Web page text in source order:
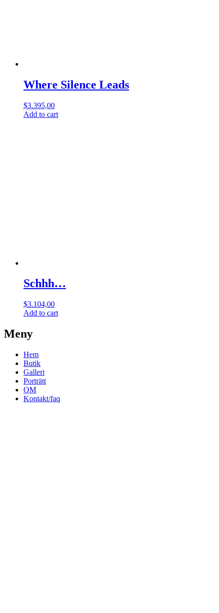
Where Silence Leads
$3.395,00
Add to cart
Schhh…
$3.104,00
Add to cart
Meny
Hem
Butik
Galleri
Porträtt
OM
Kontakt/faq